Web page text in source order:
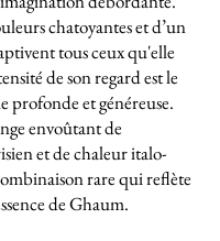
chatoyantes et d’un
tous ceux qu'elle
de son regard est le
profonde et généreuse.
envoûtant de
et de chaleur italo-
rare qui reflète
de Ghaum.